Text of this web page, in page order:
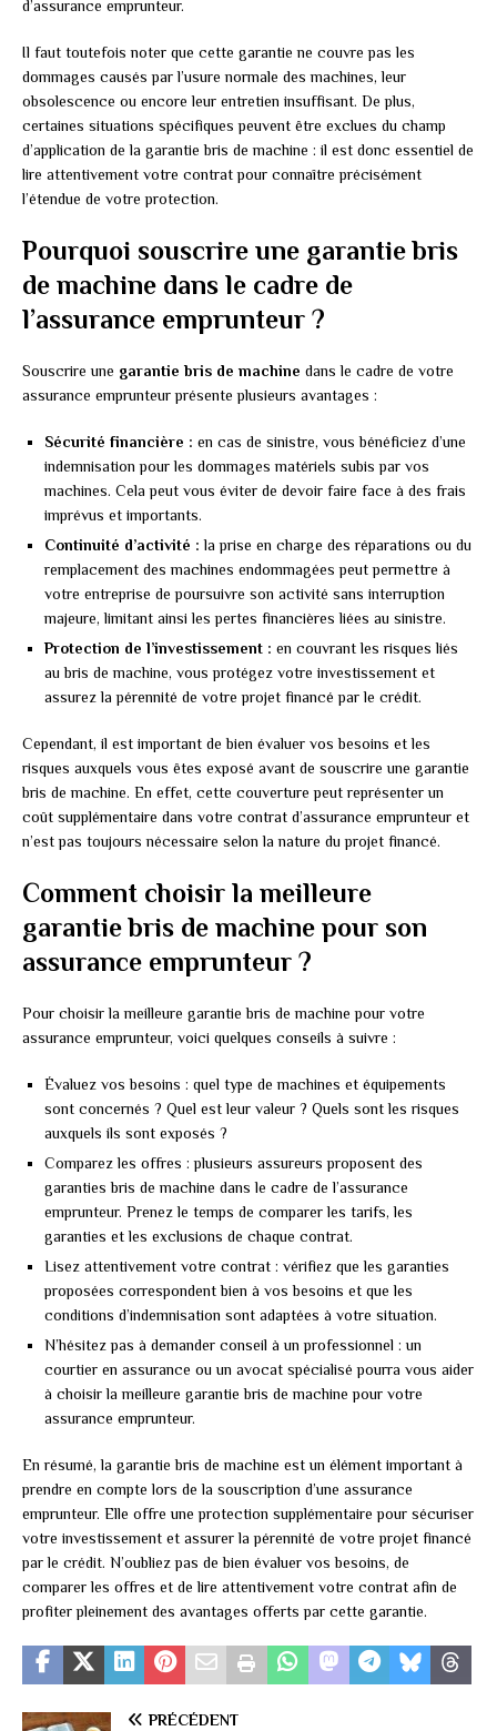
d’assurance emprunteur.
Il faut toutefois noter que cette garantie ne couvre pas les
dommages causés par l’usure normale des machines, leur
obsolescence ou encore leur entretien insuffisant. De plus,
certaines situations spécifiques peuvent être exclues du champ
d’application de la garantie bris de machine : il est donc essentiel de
lire attentivement votre contrat pour connaître précisément
l’étendue de votre protection.
Pourquoi souscrire une garantie bris
de machine dans le cadre de
l’assurance emprunteur ?
Souscrire une garantie bris de machine dans le cadre de votre
assurance emprunteur présente plusieurs avantages :
Sécurité financière : en cas de sinistre, vous bénéficiez d’une
indemnisation pour les dommages matériels subis par vos
machines. Cela peut vous éviter de devoir faire face à des frais
imprévus et importants.
Continuité d’activité : la prise en charge des réparations ou du
remplacement des machines endommagées peut permettre à
votre entreprise de poursuivre son activité sans interruption
majeure, limitant ainsi les pertes financières liées au sinistre.
Protection de l’investissement : en couvrant les risques liés
au bris de machine, vous protégez votre investissement et
assurez la pérennité de votre projet financé par le crédit.
Cependant, il est important de bien évaluer vos besoins et les
risques auxquels vous êtes exposé avant de souscrire une garantie
bris de machine. En effet, cette couverture peut représenter un
coût supplémentaire dans votre contrat d’assurance emprunteur et
n’est pas toujours nécessaire selon la nature du projet financé.
Comment choisir la meilleure
garantie bris de machine pour son
assurance emprunteur ?
Pour choisir la meilleure garantie bris de machine pour votre
assurance emprunteur, voici quelques conseils à suivre :
Évaluez vos besoins : quel type de machines et équipements
sont concernés ? Quel est leur valeur ? Quels sont les risques
auxquels ils sont exposés ?
Comparez les offres : plusieurs assureurs proposent des
garanties bris de machine dans le cadre de l’assurance
emprunteur. Prenez le temps de comparer les tarifs, les
garanties et les exclusions de chaque contrat.
Lisez attentivement votre contrat : vérifiez que les garanties
proposées correspondent bien à vos besoins et que les
conditions d’indemnisation sont adaptées à votre situation.
N’hésitez pas à demander conseil à un professionnel : un
courtier en assurance ou un avocat spécialisé pourra vous aider
à choisir la meilleure garantie bris de machine pour votre
assurance emprunteur.
En résumé, la garantie bris de machine est un élément important à
prendre en compte lors de la souscription d’une assurance
emprunteur. Elle offre une protection supplémentaire pour sécuriser
votre investissement et assurer la pérennité de votre projet financé
par le crédit. N’oubliez pas de bien évaluer vos besoins, de
comparer les offres et de lire attentivement votre contrat afin de
profiter pleinement des avantages offerts par cette garantie.
PRÉCÉDENT